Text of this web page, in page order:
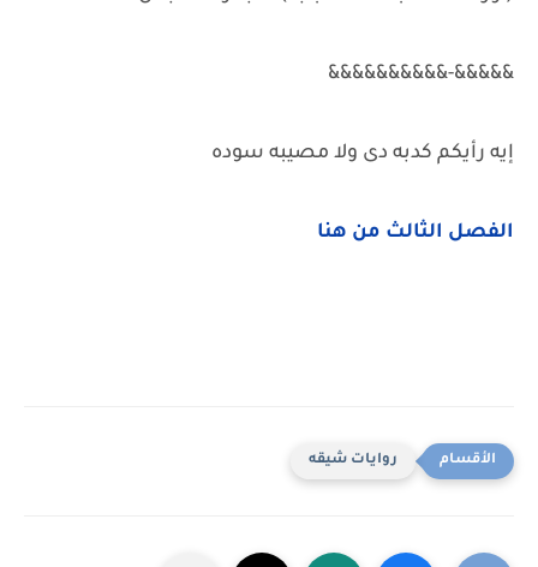
&&&&&-&&&&&&&&&&
إيه رأيكم كدبه دى ولا مصيبه سوده
الفصل الثالث من هنا
روايات شيقه